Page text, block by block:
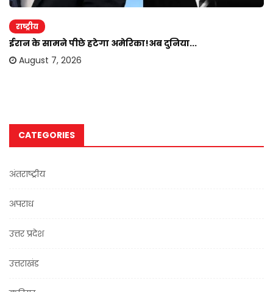
राष्ट्रीय
ईरान के सामने पीछे हटेगा अमेरिका!अब दुनिया...
August 7, 2026
CATEGORIES
अंतराष्ट्रीय
अपराध
उत्तर प्रदेश
उत्तराखंड